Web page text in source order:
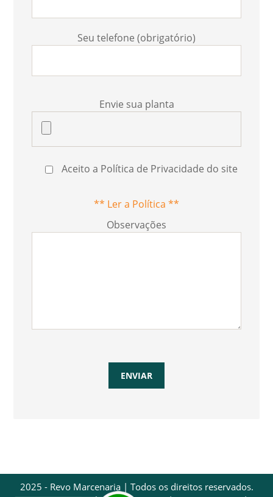
Seu telefone (obrigatório)
Envie sua planta
Aceito a Política de Privacidade do site
** Ler a Política **
Observações
2025 - Revo Marcenaria | Todos os direitos reservados.